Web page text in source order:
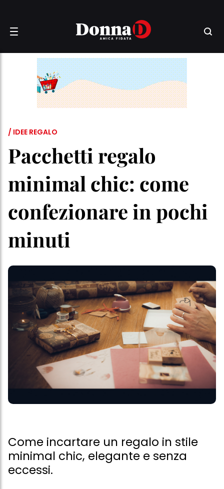
/ IDEE REGALO
Pacchetti regalo
minimal chic: come
confezionare in pochi
minuti
Come incartare un regalo in stile
minimal chic, elegante e senza
eccessi.